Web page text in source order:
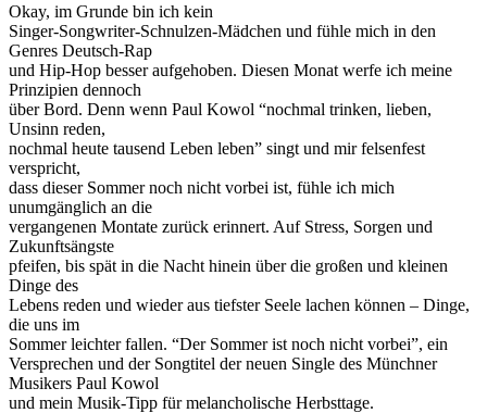
Okay, im Grunde bin ich kein
Singer-Songwriter-Schnulzen-Mädchen und fühle mich in den
Genres Deutsch-Rap
und Hip-Hop besser aufgehoben. Diesen Monat werfe ich meine
Prinzipien dennoch
über Bord. Denn wenn Paul Kowol “nochmal trinken, lieben,
Unsinn reden,
nochmal heute tausend Leben leben” singt und mir felsenfest
verspricht,
dass dieser Sommer noch nicht vorbei ist, fühle ich mich
unumgänglich an die
vergangenen Montate zurück erinnert. Auf Stress, Sorgen und
Zukunftsängste
pfeifen, bis spät in die Nacht hinein über die großen und kleinen
Dinge des
Lebens reden und wieder aus tiefster Seele lachen können – Dinge,
die uns im
Sommer leichter fallen. “Der Sommer ist noch nicht vorbei”, ein
Versprechen und der Songtitel der neuen Single des Münchner
Musikers Paul Kowol
und mein Musik-Tipp für melancholische Herbsttage.